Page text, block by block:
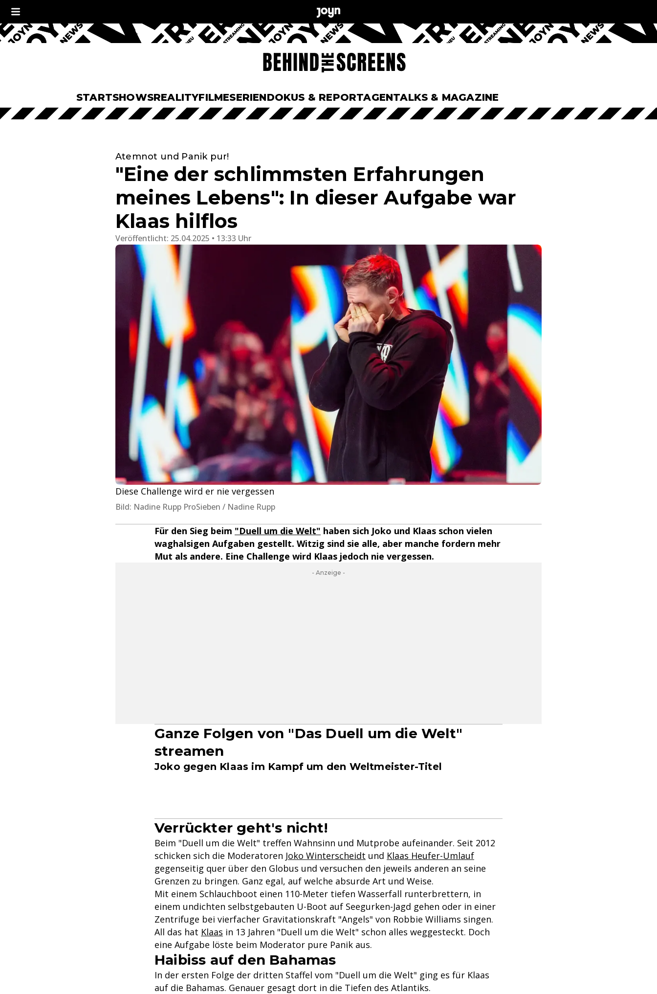
STARTSHOWSREALITYFILMESERIENDOKUS & REPORTAGENTALKS & MAGAZINE
Atemnot und Panik pur!
"Eine der schlimmsten Erfahrungen
meines Lebens": In dieser Aufgabe war
Klaas hilflos
Veröffentlicht: 25.04.2025 • 13:33 Uhr
Diese Challenge wird er nie vergessen
Bild: Nadine Rupp ProSieben / Nadine Rupp
Für den Sieg beim "Duell um die Welt" haben sich Joko und Klaas schon vielen
waghalsigen Aufgaben gestellt. Witzig sind sie alle, aber manche fordern mehr
Mut als andere. Eine Challenge wird Klaas jedoch nie vergessen.
- Anzeige -
Ganze Folgen von "Das Duell um die Welt"
streamen
Joko gegen Klaas im Kampf um den Weltmeister-Titel
Verrückter geht's nicht!
Beim "Duell um die Welt" treffen Wahnsinn und Mutprobe aufeinander. Seit 2012
schicken sich die Moderatoren Joko Winterscheidt und Klaas Heufer-Umlauf
gegenseitig quer über den Globus und versuchen den jeweils anderen an seine
Grenzen zu bringen. Ganz egal, auf welche absurde Art und Weise.
Mit einem Schlauchboot einen 110-Meter tiefen Wasserfall runterbrettern, in
einem undichten selbstgebauten U-Boot auf Seegurken-Jagd gehen oder in einer
Zentrifuge bei vierfacher Gravitationskraft "Angels" von Robbie Williams singen.
All das hat Klaas in 13 Jahren "Duell um die Welt" schon alles weggesteckt. Doch
eine Aufgabe löste beim Moderator pure Panik aus.
Haibiss auf den Bahamas
In der ersten Folge der dritten Staffel vom "Duell um die Welt" ging es für Klaas
auf die Bahamas. Genauer gesagt dort in die Tiefen des Atlantiks.